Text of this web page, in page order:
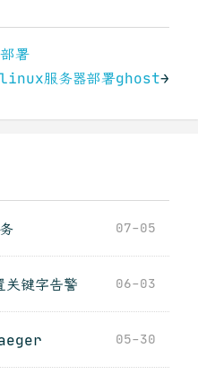
署
linux服务器部署ghost→
07-05
键字告警 06-03
05-30